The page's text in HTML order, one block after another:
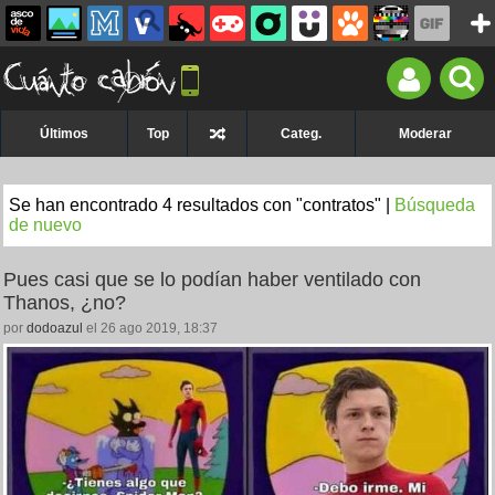
Últimos Top Categ. Moderar
Se han encontrado 4 resultados con "contratos" |
Búsqueda
de nuevo
Pues casi que se lo podían haber ventilado con
Thanos, ¿no?
por dodoazul el 26 ago 2019, 18:37